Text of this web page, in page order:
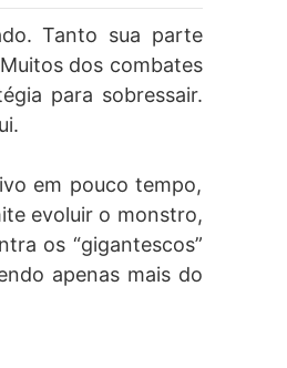
Tanto sua parte
dos combates
para sobressair.
em pouco tempo,
evoluir o monstro,
os “gigantescos”
apenas mais do